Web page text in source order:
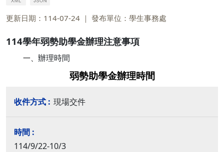
更新日期：114-07-24 發布單位：學生事務處
114學年弱勢助學金辦理注意事項
一、 辦理時間
弱勢助學金辦理時間
現場交件
114/9/22-10/3